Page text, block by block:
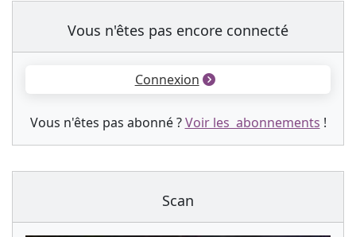
Vous n'êtes pas encore connecté
Connexion
Vous n'êtes pas abonné ?Voir les abonnements !
Scan